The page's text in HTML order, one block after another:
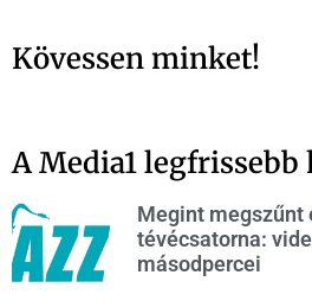
Kövessen minket!
A Media1
Megint megszűnt
tévécsatorna:
másodpercei